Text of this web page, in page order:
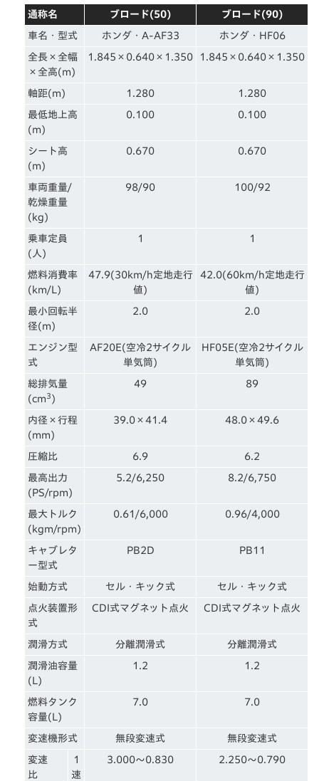
通称名 ブロード(50) ブロード(90)
車名・型式 ホンダ・A-AF33 ホンダ・HF06
全長×全幅
×全高(m)
1.845×0.640×1.350 1.845×0.640×1.350
軸距(m) 1.280 1.280
最低地上高
(m)
0.100 0.100
シート高
(m)
0.670 0.670
車両重量/
乾燥重量
(kg)
98/90 100/92
乗車定員
(人)
1 1
燃料消費率
(km/L)
47.9(30km/h定地走行
値)
42.0(60km/h定地走行
値)
最小回転半
径(m)
2.0 2.0
エンジン型
式
AF20E(空冷2サイクル
単気筒)
HF05E(空冷2サイクル
単気筒)
総排気量
(cm 3 )
49 89
内径×行程
(mm)
39.0×41.4 48.0×49.6
圧縮比 6.9 6.2
最高出力
(PS/rpm)
5.2/6,250 8.2/6,750
最大トルク
(kgm/rpm)
0.61/6,000 0.96/4,000
キャブレタ
ー型式
PB2D PB11
始動方式 セル・キック式 セル・キック式
点火装置形
式
CDI式マグネット点火 CDI式マグネット点火
潤滑方式 分離潤滑式 分離潤滑式
潤滑油容量
(L)
1.2 1.2
燃料タンク
容量(L)
7.0 7.0
変速機形式 無段変速式 無段変速式
変速
比
1
速
3.000～0.830 2.250～0.790